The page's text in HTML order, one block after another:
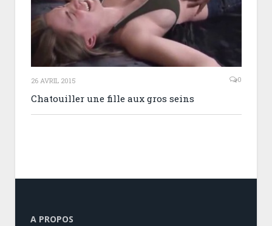
26 AVRIL 2015 0
Chatouiller une fille aux gros seins
A PROPOS